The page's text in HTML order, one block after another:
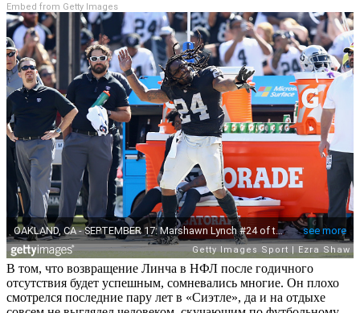
Embed from Getty Images
В том, что возвращение Линча в НФЛ после годичного
отсутствия будет успешным, сомневались многие. Он плохо
смотрелся последние пару лет в «Сиэтле», да и на отдыхе